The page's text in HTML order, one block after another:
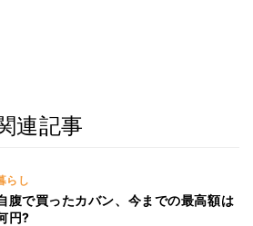
連記事
らし
腹で買ったカバン、今までの最高額は
円?